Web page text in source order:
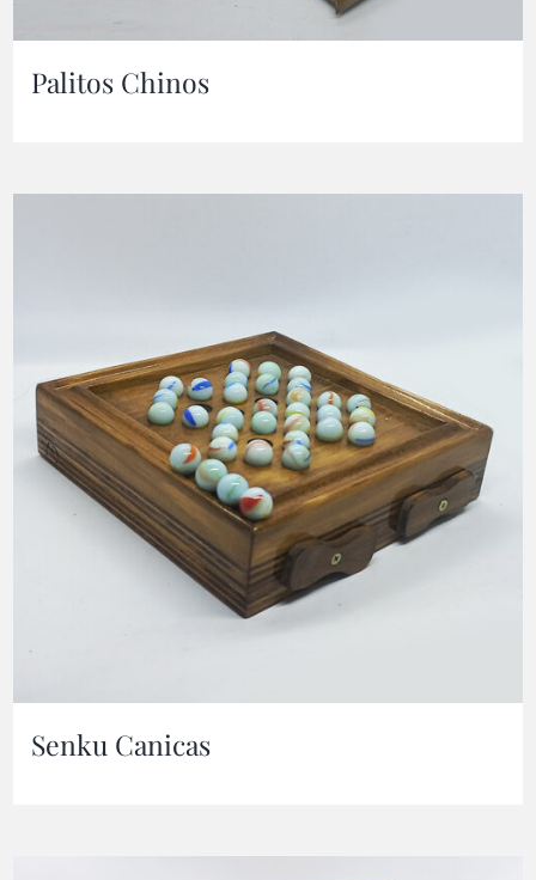
Palitos Chinos
Senku Canicas